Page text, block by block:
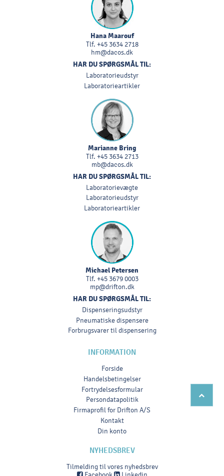
Hana Maarouf
Tlf. +45 3634 2718
hm@dacos.dk
HAR DU SPØRGSMÅL TIL:
Laboratorieudstyr
Laboratorieartikler
Marianne Bring
Tlf. +45 3634 2713
mb@dacos.dk
HAR DU SPØRGSMÅL TIL:
Laboratorievægte
Laboratorieudstyr
Laboratorieartikler
Michael Petersen
Tlf. +45 3679 0003
mp@drifton.dk
HAR DU SPØRGSMÅL TIL:
Dispenseringsudstyr
Pneumatiske dispensere
Forbrugsvarer til dispensering
INFORMATION
Forside
Handelsbetingelser
Fortrydelsesformular
Persondatapolitik
Firmaprofil for Drifton A/S
Kontakt
Din konto
NYHEDSBREV
Tilmelding til vores nyhedsbrev